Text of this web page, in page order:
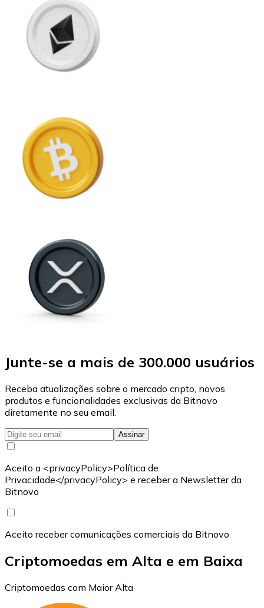
Junte-se a mais de 300.000 usuários
Receba atualizações sobre o mercado cripto, novos
produtos e funcionalidades exclusivas da Bitnovo
diretamente no seu email.
Assinar
Aceito a <privacyPolicy>Política de
Privacidade</privacyPolicy> e receber a Newsletter da
Bitnovo
Aceito receber comunicações comerciais da Bitnovo
Criptomoedas em Alta e em Baixa
Criptomoedas com Maior Alta